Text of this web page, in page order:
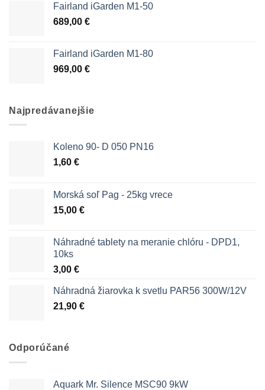
Fairland iGarden M1-50
689,00 €
Fairland iGarden M1-80
969,00 €
Najpredávanejšie
Koleno 90- D 050 PN16
1,60 €
Morská soľ Pag - 25kg vrece
15,00 €
Náhradné tablety na meranie chlóru - DPD1,
10ks
3,00 €
Náhradná žiarovka k svetlu PAR56 300W/12V
21,90 €
Odporúčané
Aquark Mr. Silence MSC90 9kW